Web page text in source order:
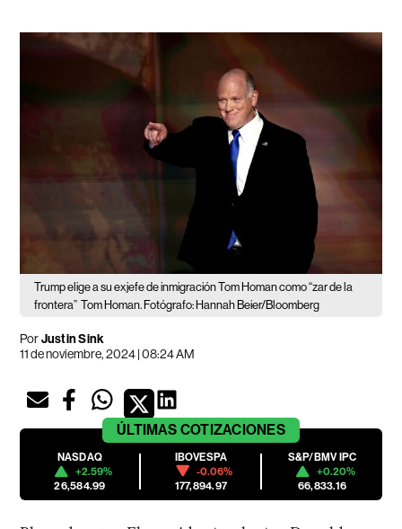
Trump elige a su exjefe de inmigración Tom Homan como “zar de la
frontera” Tom Homan. Fotógrafo: Hannah Beier/Bloomberg
PorJustin Sink
11 de noviembre, 2024 | 08:24 AM
ÚLTIMAS COTIZACIONES
NASDAQ
+2.59%
26,584.99
IBOVESPA
-0.06%
177,894.97
S&P/BMV IPC
+0.20%
66,833.16